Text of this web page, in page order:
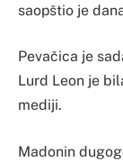
saopštio je
Pevačica je
Lurd Leon je
mediji.
Madonin